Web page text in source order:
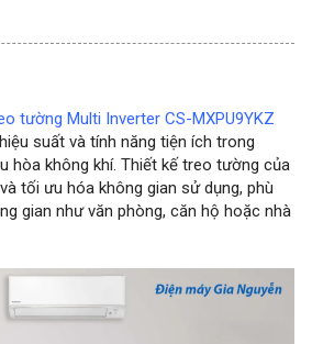
tường Multi Inverter CS-MXPU9YKZ
suất và tính năng tiện ích trong
hòa không khí. Thiết kế treo tường của
tối ưu hóa không gian sử dụng, phù
gian như văn phòng, căn hộ hoặc nhà